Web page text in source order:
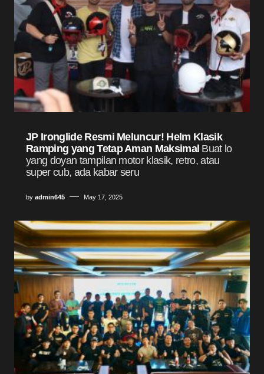
JP Ironglide Resmi Meluncur! Helm Klasik
Ramping yang Tetap Aman Maksimal Buat lo
yang doyan tampilan motor klasik, retro, atau
super cub, ada kabar seru
by admin645 May 17, 2025